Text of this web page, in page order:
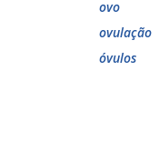
ovo
ovulação
óvulos